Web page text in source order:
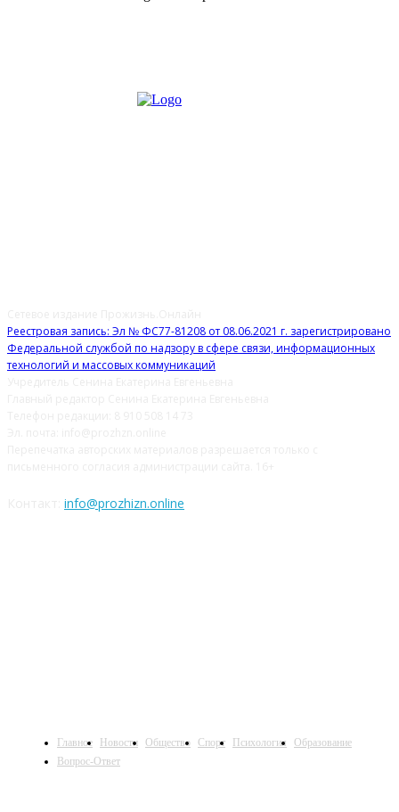
Реестровая запись: Эл № ФС77-81208 от 08.06.2021 г. зарегистрировано
Федеральной службой по надзору в сфере связи, информационных
технологий и массовых коммуникаций
info@prozhizn.online
Главное Новости Общество Спорт Психология
Образование
Вопрос-Ответ